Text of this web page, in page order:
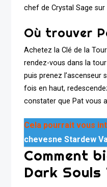
chef de Crystal Sage
Où trouver
Achetez la Clé de la
rendez-vous dans la
puis prenez l’ascenseur
fois en haut,
constater que Pat vous
Cela pourrait vous
chevesne Stardew
Comment
Dark Souls